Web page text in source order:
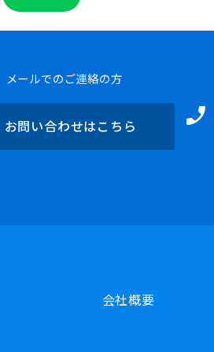
メールでのご連絡の方
お問い合わせはこちら
会社概要